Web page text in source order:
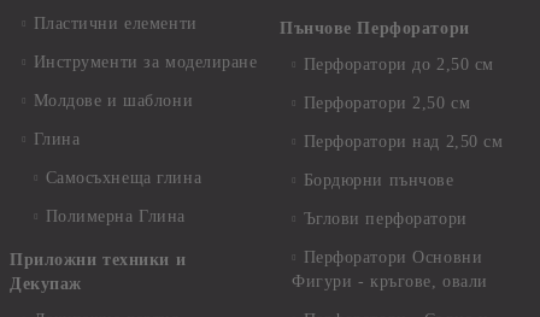
Пластични елементи
Инструменти за моделиране
Молдове и шаблони
Глина
Самосъхнеща глина
Полимерна Глина
Приложни техники и
Декупаж
Пънчове Перфоратори
Перфоратори до 2,50 см
Перфоратори 2,50 см
Перфоратори над 2,50 см
Бордюрни пънчове
Ъглови перфоратори
Перфоратори Основни
Фигури - кръгове, овали